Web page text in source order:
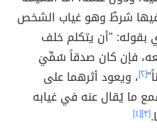
فيها شرطٌ وهو غياب الشخص
بقوله: "أن يتكلم خلف
فإن كان صدقاً سُمِّيَ
[٢] ، ويعود أثرهما على
ما يُقال عنه في غيابه
[٣] [٤]